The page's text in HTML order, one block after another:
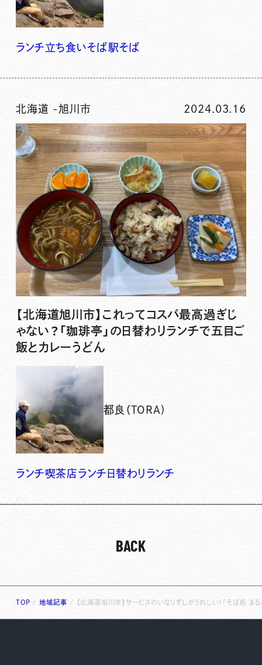
ランチ立ち食いそば駅そば
北海道 -旭川市 2024.03.16
【北海道旭川市】これってコスパ最高過ぎじ
ゃない？「珈琲亭」の日替わりランチで五目ご
飯とカレーうどん
都良（TORA)
ランチ喫茶店ランチ 日替わりランチ
BACK
TOP /地域記事 / 【北海道旭川市】サービスのいなりずしがうれしい！「そば処 ま